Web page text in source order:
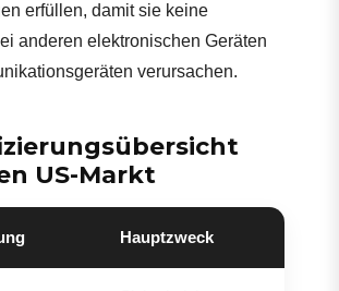
erfüllen, damit sie keine
anderen elektronischen Geräten
verursachen.
US-Markt
Hauptzweck